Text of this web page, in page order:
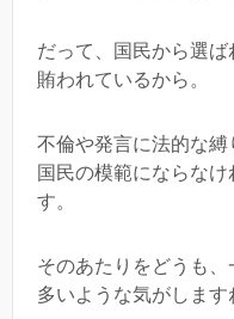
だって、国民から選
賄われているから。
不倫や発言に法的な
国民の模範にならな
す。
そのあたりをどうも
多いような気がします